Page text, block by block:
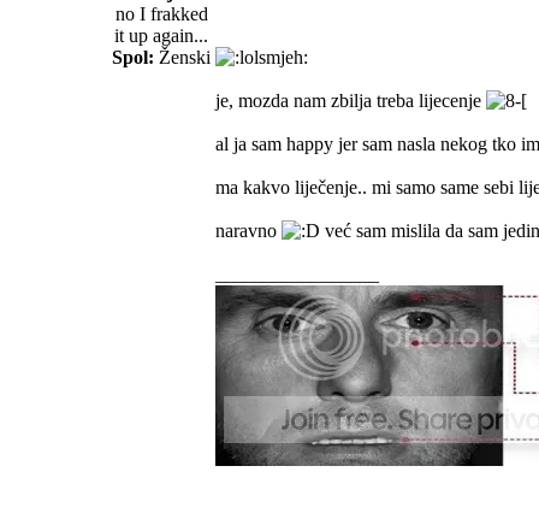
no I frakked
it up again...
Spol: Ženski
je, mozda nam zbilja treba lijecenje
al ja sam happy jer sam nasla nekog tko
ma kakvo liječenje.. mi samo same sebi
naravno već sam mislila da sam